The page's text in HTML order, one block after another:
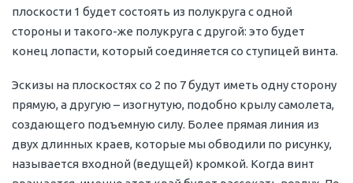
плоскости 1 будет состоять из полукруга с одной
стороны и такого-же полукруга с другой: это будет
конец лопасти, который соединяется со ступицей винта.
Эскизы на плоскостях со 2 по 7 будут иметь одну сторону
прямую, а другую – изогнутую, подобно крылу самолета,
создающего подъемную силу. Более прямая линия из
двух длинных краев, которые мы обводили по рисунку,
называется входной (ведущей) кромкой. Когда винт